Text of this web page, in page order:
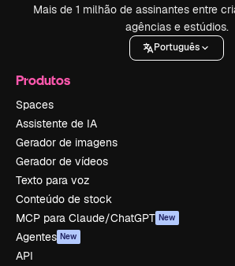
Mais de 1 milhão de assinantes entre
agências e estúdios.
Português
Produtos
Spaces
Assistente de IA
Gerador de imagens
Gerador de vídeos
Texto para voz
Conteúdo de stock
MCP para Claude/ChatGPT New
Agentes New
API